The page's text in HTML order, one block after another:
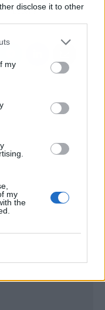
disclose it to other
my
my
the
España